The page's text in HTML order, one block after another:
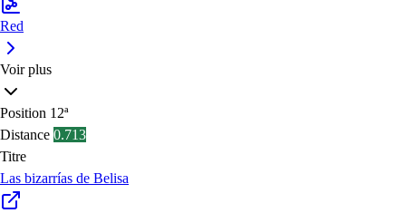
Red
Voir plus
Position 12ª
Distance 0.713
Titre
Las bizarrías de Belisa